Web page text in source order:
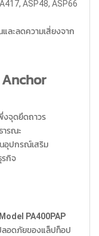
ASP48, ASP66
ละลดความเสี่ยงจาก
งจุดยึดถาวร
ารณะ
อุปกรณ์เสริม
รกิจ
PA400PAP
ลอดภัยของแล็ปท็อป